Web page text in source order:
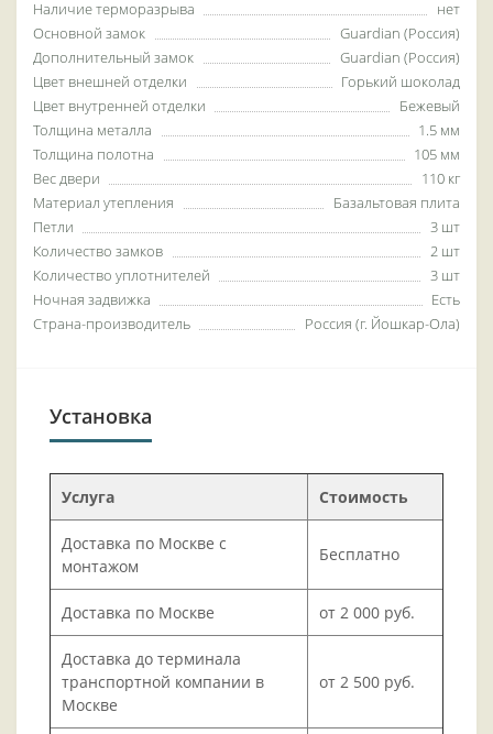
Наличие терморазрыва
нет
Основной замок
Guardian (Россия)
Дополнительный замок
Guardian (Россия)
Цвет внешней отделки
Горький шоколад
Цвет внутренней отделки
Бежевый
Толщина металла
1.5 мм
Толщина полотна
105 мм
Вес двери
110 кг
Материал утепления
Базальтовая плита
Петли
3 шт
Количество замков
2 шт
Количество уплотнителей
3 шт
Ночная задвижка
Есть
Страна-производитель
Россия (г. Йошкар-Ола)
Установка
Услуга Стоимость
Доставка по Москве с
монтажом
Бесплатно
Доставка по Москве от 2 000 руб.
Доставка до терминала
транспортной компании в
Москве
от 2 500 руб.